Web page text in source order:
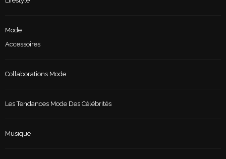
Mode
Accessoires
Collaborations Mode
Les Tendances Mode Des Célébrités
Musique